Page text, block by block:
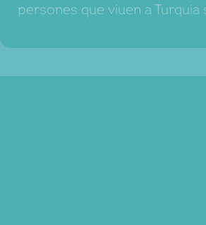
persones que viuen a Turquia